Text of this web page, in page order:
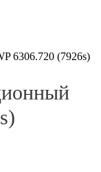
6306.720 (7926s)